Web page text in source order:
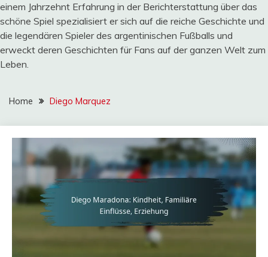
einem Jahrzehnt Erfahrung in der Berichterstattung über das
schöne Spiel spezialisiert er sich auf die reiche Geschichte und
die legendären Spieler des argentinischen Fußballs und
erweckt deren Geschichten für Fans auf der ganzen Welt zum
Leben.
Home Diego Marquez